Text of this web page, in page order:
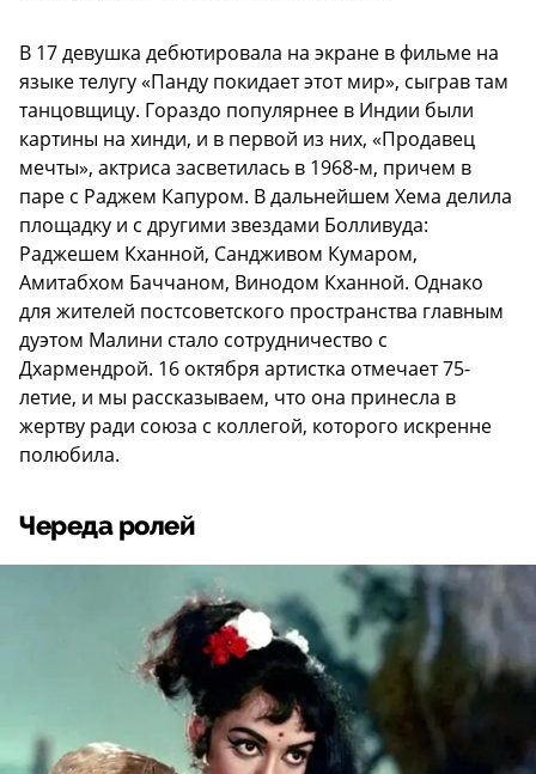
В 17 девушка дебютировала на экране в фильме на
языке телугу «Панду покидает этот мир», сыграв там
танцовщицу. Гораздо популярнее в Индии были
картины на хинди, и в первой из них, «Продавец
мечты», актриса засветилась в 1968-м, причем в
паре с Раджем Капуром. В дальнейшем Хема делила
площадку и с другими звездами Болливуда:
Раджешем Кханной, Сандживом Кумаром,
Амитабхом Баччаном, Винодом Кханной. Однако
для жителей постсоветского пространства главным
дуэтом Малини стало сотрудничество с
Дхармендрой. 16 октября артистка отмечает 75-
летие, и мы рассказываем, что она принесла в
жертву ради союза с коллегой, которого искренне
полюбила.
Череда ролей